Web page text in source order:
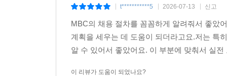
t***********5 2026-07-13 신고
MBC의 채용 절차를 꼼꼼하게 알려줘서 좋았
계획을 세우는 데 도움이 되더라고요.저는 특
알 수 있어서 좋았어요. 이 부분에 맞춰서 실
이 리뷰가 도움이 되었나요?